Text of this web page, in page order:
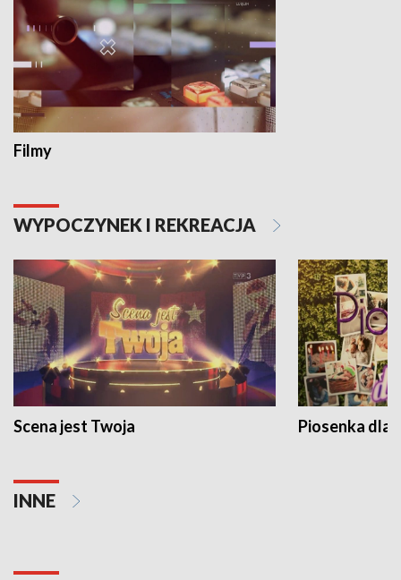
Filmy
WYPOCZYNEK I REKREACJA
Scena jest Twoja Piosenka dla
INNE